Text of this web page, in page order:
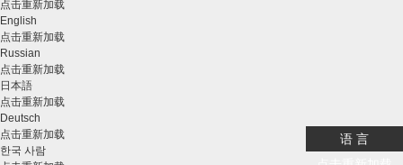
语 言
点击重新加载
English
点击重新加载
Russian
点击重新加载
日本語
点击重新加载
Deutsch
点击重新加载
한국 사람